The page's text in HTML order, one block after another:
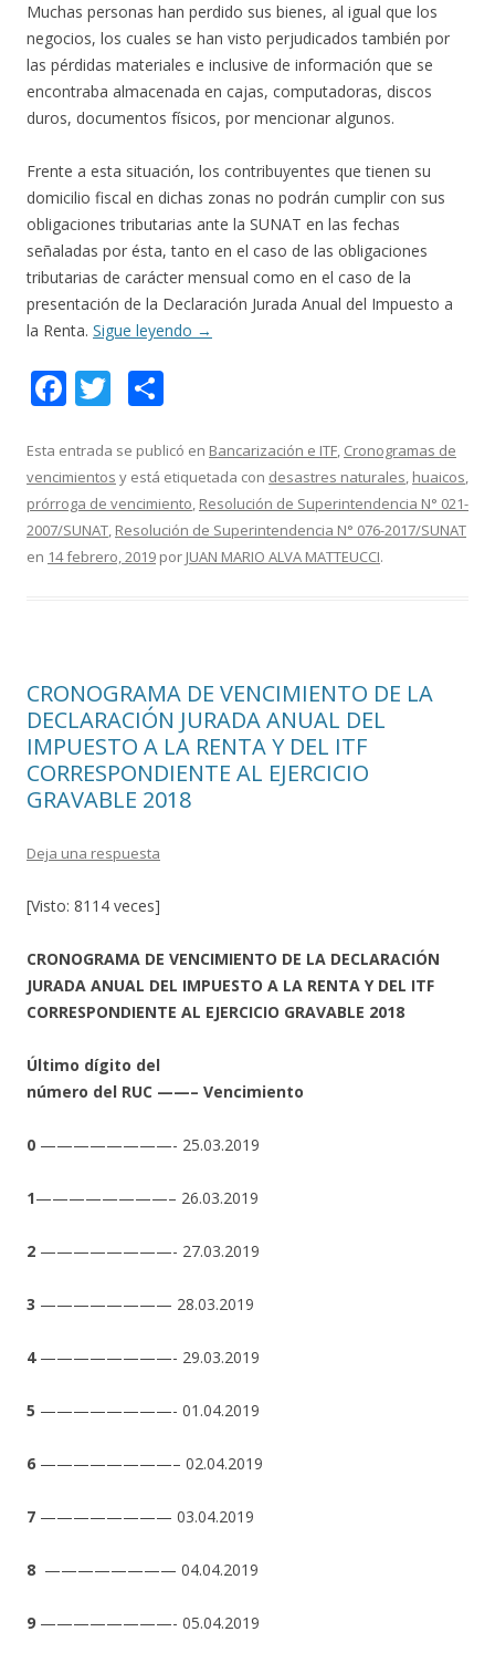
Muchas personas han perdido sus bienes, al igual que los
negocios, los cuales se han visto perjudicados también por
las pérdidas materiales e inclusive de información que se
encontraba almacenada en cajas, computadoras, discos
duros, documentos físicos, por mencionar algunos.
Frente a esta situación, los contribuyentes que tienen su
domicilio fiscal en dichas zonas no podrán cumplir con sus
obligaciones tributarias ante la SUNAT en las fechas
señaladas por ésta, tanto en el caso de las obligaciones
tributarias de carácter mensual como en el caso de la
presentación de la Declaración Jurada Anual del Impuesto a
la Renta. Sigue leyendo →
F
e
b
o
o
T
itt
er
m
p
ar
ti
Esta entrada se publicó en Bancarización e ITF, Cronogramas de
vencimientos y está etiquetada con desastres naturales, huaicos,
prórroga de vencimiento, Resolución de Superintendencia N° 021-
2007/SUNAT, Resolución de Superintendencia N° 076-2017/SUNAT
en 14 febrero, 2019 por JUAN MARIO ALVA MATTEUCCI.
CRONOGRAMA DE VENCIMIENTO DE LA
DECLARACIÓN JURADA ANUAL DEL
IMPUESTO A LA RENTA Y DEL ITF
CORRESPONDIENTE AL EJERCICIO
GRAVABLE 2018
Deja una respuesta
[Visto: 8114 veces]
CRONOGRAMA DE VENCIMIENTO DE LA DECLARACIÓN
JURADA ANUAL DEL IMPUESTO A LA RENTA Y DEL ITF
CORRESPONDIENTE AL EJERCICIO GRAVABLE 2018
Último dígito del
número del RUC ——– Vencimiento
0 ————————- 25.03.2019
1————————– 26.03.2019
2 ————————- 27.03.2019
3 ———————— 28.03.2019
4————————- 29.03.2019
5 ————————- 01.04.2019
6 ————————– 02.04.2019
7 ———————— 03.04.2019
8 ———————— 04.04.2019
9 ————————- 05.04.2019